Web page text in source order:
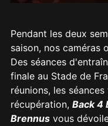
Pendant les deux
saison, nos caméras
Des séances
finale au Stade de
réunions, les
récupération, Back 4
Brennusvous